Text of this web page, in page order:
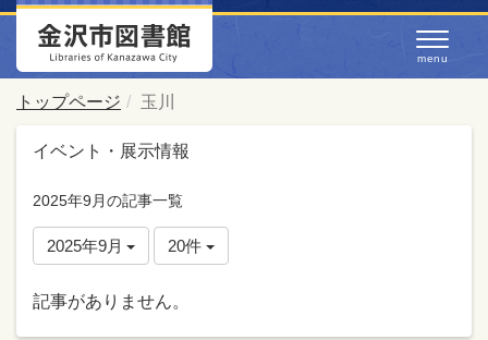
トップページ 玉川
イベント・展示情報
2025年9月の記事一覧
2025年9月 20件
記事がありません。